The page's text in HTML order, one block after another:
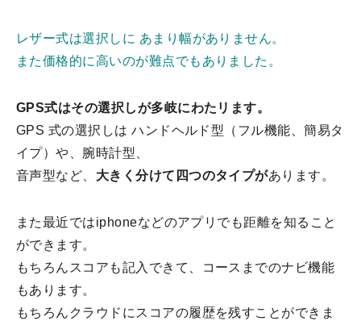
レザー式は選択しに あまり幅がありません。
また価格的に高いのが難点でもありました。
GPS式はその選択しが多岐にわたリます。
GPS 式の選択しは ハンドヘルド型（フル機能、簡易タ
イプ）や、腕時計型、
音声型など、 大きく分けて四つのタイプがあります。
また最近ではiphoneなどのアプリでも距離を知ること
ができます。
もちろんスコアも記入できて、コースまでのナビ機能
もあります。
もちろんクラウドにスコアの履歴を残すことができま